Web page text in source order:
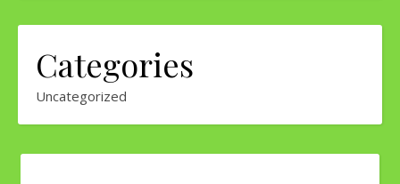
Categories
Uncategorized